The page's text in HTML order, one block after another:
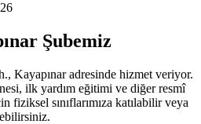
Şubemiz
Kayapınar adresinde hizmet veriyor.
ilk yardım eğitimi ve diğer resmî
fiziksel sınıflarımıza katılabilir veya